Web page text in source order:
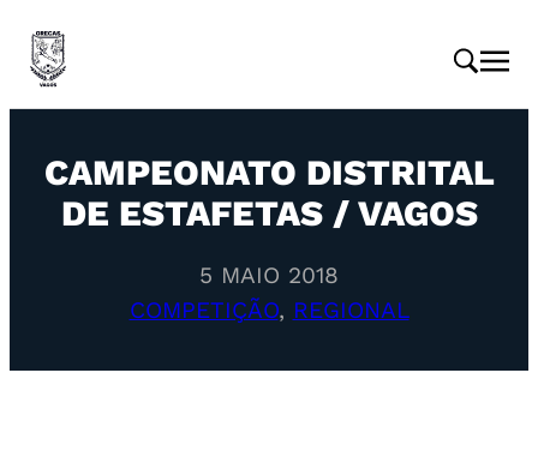
CAMPEONATO DISTRITAL
DE ESTAFETAS / VAGOS
5 MAIO 2018
COMPETIÇÃO, REGIONAL